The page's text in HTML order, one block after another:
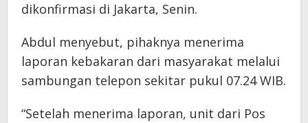
dikonfirmasi di Jakarta, Senin.
Abdul menyebut, pihaknya menerima
laporan kebakaran dari masyarakat melalui
sambungan telepon sekitar pukul 07.24 WIB.
“Setelah menerima laporan, unit dari Pos